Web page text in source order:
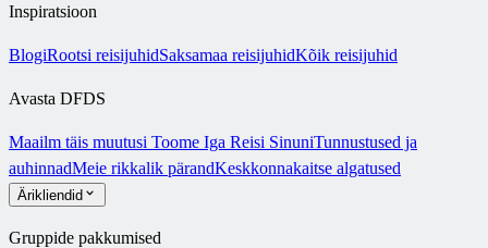
Inspiratsioon
BlogiRootsi reisijuhidSaksamaa reisijuhidKõik reisijuhid
Avasta DFDS
Maailm täis muutusi Toome Iga Reisi SinuniTunnustused ja
auhinnadMeie rikkalik pärandKeskkonnakaitse algatused
Ärikliendid
Gruppide pakkumised